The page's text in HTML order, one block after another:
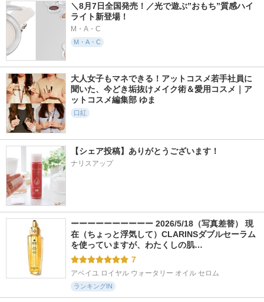
＼8月7日全国発売！／光で遊ぶ”おもち”質感ハイ
ライト新登場！
M・A・C
M・A・C
大人女子もマネできる！アットコスメ若手社員に
聞いた、今どき垢抜けメイク術＆愛用コスメ｜ア
ットコスメ編集部 ゆま
口紅
【シェア投稿】ありがとうございます！
ナリスアップ
ーーーーーーーーーー 2026/5/18（写真差替） 現
在（ちょっと浮気して）CLARINSダブルセーラム
を使っていますが、わたくしの肌…
7
アベイユ ロイヤル ウォータリー オイル セロム
ランキングIN